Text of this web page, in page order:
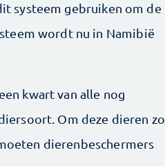
systeem gebruiken om de
wordt nu in Namibië
kwart van alle nog
Om deze dieren zo
dierenbeschermers